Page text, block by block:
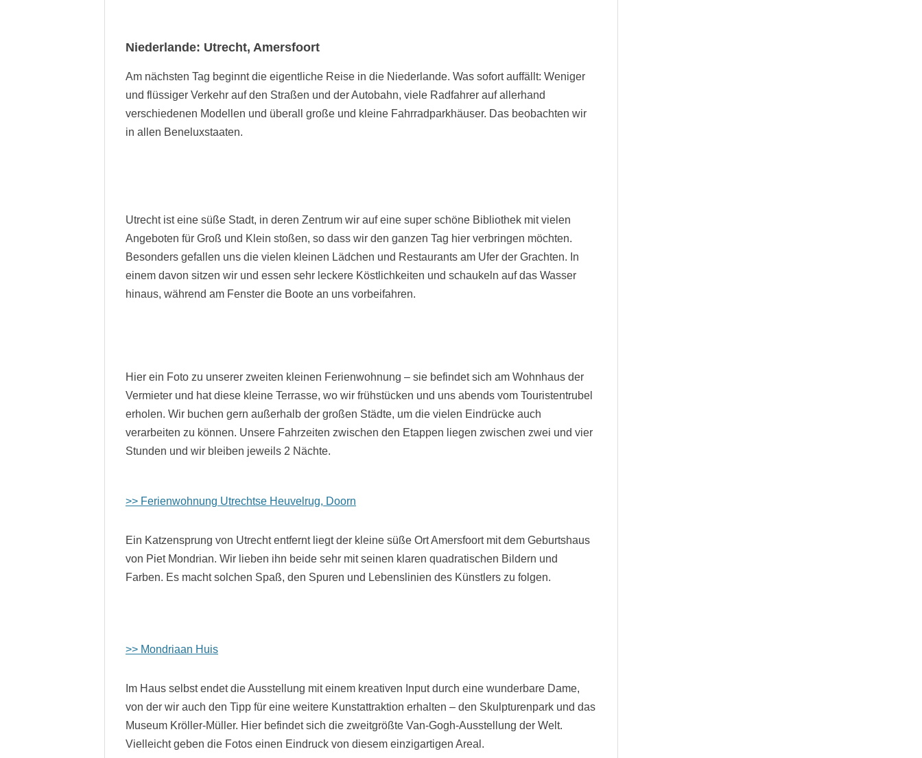
Niederlande: Utrecht, Amersfoort
Am nächsten Tag beginnt die eigentliche Reise in die Niederlande. Was sofort auffällt: Weniger
und flüssiger Verkehr auf den Straßen und der Autobahn, viele Radfahrer auf allerhand
verschiedenen Modellen und überall große und kleine Fahrradparkhäuser. Das beobachten wir
in allen Beneluxstaaten.
Utrecht ist eine süße Stadt, in deren Zentrum wir auf eine super schöne Bibliothek mit vielen
Angeboten für Groß und Klein stoßen, so dass wir den ganzen Tag hier verbringen möchten.
Besonders gefallen uns die vielen kleinen Lädchen und Restaurants am Ufer der Grachten. In
einem davon sitzen wir und essen sehr leckere Köstlichkeiten und schaukeln auf das Wasser
hinaus, während am Fenster die Boote an uns vorbeifahren.
Hier ein Foto zu unserer zweiten kleinen Ferienwohnung – sie befindet sich am Wohnhaus der
Vermieter und hat diese kleine Terrasse, wo wir frühstücken und uns abends vom Touristentrubel
erholen. Wir buchen gern außerhalb der großen Städte, um die vielen Eindrücke auch
verarbeiten zu können. Unsere Fahrzeiten zwischen den Etappen liegen zwischen zwei und vier
Stunden und wir bleiben jeweils 2 Nächte.
>> Ferienwohnung Utrechtse Heuvelrug, Doorn
Ein Katzensprung von Utrecht entfernt liegt der kleine süße Ort Amersfoort mit dem Geburtshaus
von Piet Mondrian. Wir lieben ihn beide sehr mit seinen klaren quadratischen Bildern und
Farben. Es macht solchen Spaß, den Spuren und Lebenslinien des Künstlers zu folgen.
>> Mondriaan Huis
Im Haus selbst endet die Ausstellung mit einem kreativen Input durch eine wunderbare Dame,
von der wir auch den Tipp für eine weitere Kunstattraktion erhalten – den Skulpturenpark und das
Museum Kröller-Müller. Hier befindet sich die zweitgrößte Van-Gogh-Ausstellung der Welt.
Vielleicht geben die Fotos einen Eindruck von diesem einzigartigen Areal.